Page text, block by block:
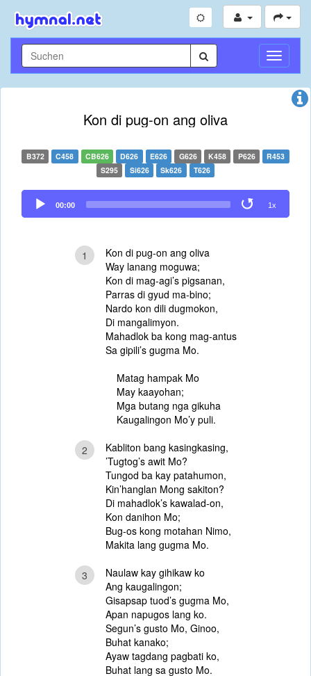
Kon di pug-on ang oliva
B372 C458 CB626 D626 E626 G626 K458 P626
R453
S295
Si626 Sk626 T626
Audio
Player
00:00 1x
1
Kon di pug-on ang oliva
Way lanang moguwa;
Kon di mag-agi’s pigsanan,
Parras di gyud ma-bino;
Nardo kon dili dugmokon,
Di mangalimyon.
Mahadlok ba kong mag-antus
Sa gipili’s gugma Mo.
Matag hampak Mo
May kaayohan;
Mga butang nga gikuha
Kaugalingon Mo’y puli.
2
Kabliton bang kasingkasing,
’Tugtog’s awit Mo?
Tungod ba kay patahumon,
Kin’hanglan Mong sakiton?
Di mahadlok’s kawalad-on,
Kon danihon Mo;
Bug-os kong motahan Nimo,
Makita lang gugma Mo.
3
Naulaw kay gihikaw ko
Ang kaugalingon;
Gisapsap tuod’s gugma Mo,
Apan napugos lang ko.
Segun’s gusto Mo, Ginoo,
Buhat kanako;
Ayaw tagdang pagbati ko,
Buhat lang sa gusto Mo.